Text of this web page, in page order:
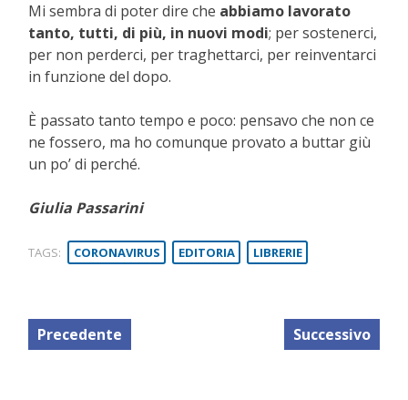
Mi sembra di poter dire che abbiamo lavorato
tanto, tutti, di più, in nuovi modi; per sostenerci,
per non perderci, per traghettarci, per reinventarci
in funzione del dopo.
È passato tanto tempo e poco: pensavo che non ce
ne fossero, ma ho comunque provato a buttar giù
un po’ di perché.
Giulia Passarini
TAGS: CORONAVIRUS EDITORIA LIBRERIE
Precedente Successivo